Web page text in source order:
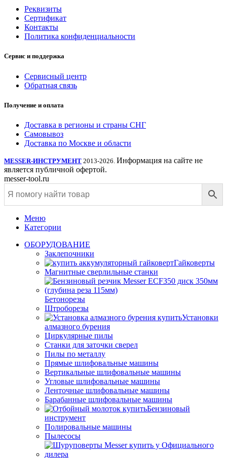
Реквизиты
Сертификат
Контакты
Политика конфиденциальности
Сервис и поддержка
Сервисный центр
Обратная связь
Получение и оплата
Доставка в регионы и страны СНГ
Самовывоз
Доставка по Москве и области
MESSER-ИНСТРУМЕНТ 2013-2026. Информация на сайте не
является публичной офертой.
messer-tool.ru
Меню
Категории
ОБОРУДОВАНИЕ
Заклепочники
Гайковерты
Магнитные сверлильные станки
Бетонорезы
Штроборезы
Установки
алмазного бурения
Циркулярные пилы
Станки для заточки сверел
Пилы по металлу
Прямые шлифовальные машины
Вертикальные шлифовальные машины
Угловые шлифовальные машины
Ленточные шлифовальные машины
Барабанные шлифовальные машины
Бензиновый
инструмент
Полировальные машины
Пылесосы